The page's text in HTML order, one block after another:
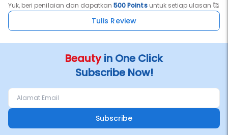
Yuk, beri penilaian dan dapatkan500 Pointsuntuk setiap ulasan 🥰
Tulis Review
Beautyin One Click
Subscribe Now!
Subscribe